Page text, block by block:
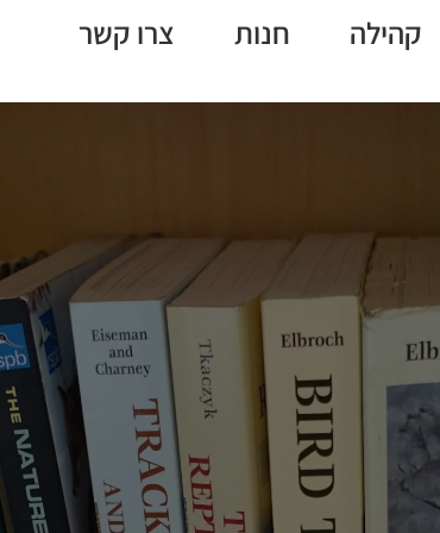
קהילה חנות צרו קשר